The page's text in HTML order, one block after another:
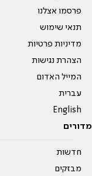
פרסמו אצלנו
תנאי שימוש
מדיניות פרטיות
הצהרת נגישות
המייל האדום
עברית
English
מדורים
חדשות
מבזקים